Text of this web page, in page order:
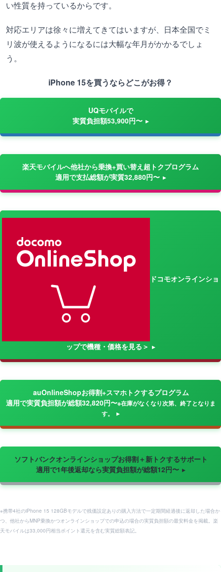
い性質を持っているからです。
対応エリアは徐々に増えてきてはいますが、日本全国でミ
リ波が使えるようになるには大幅な年月がかかるでしょ
う。
iPhone 15を買うならどこがお得？
UQモバイルで
実質負担額53,900円〜
楽天モバイルへ他社から乗換+買い替え超トクプログラム
適用で支払総額が実質32,880円〜
ドコモオンラインショ
ップで機種・価格を見る＞
auOnlineShopお得割+スマホトクするプログラム
適用で実質負担額が総額32,820円〜※在庫がなくなり次第、終了となりま
す。
ソフトバンクオンラインショップお得割＋新トクするサポート
適用で1年後返却なら実質負担額が総額12円〜
※携帯4社のiPhone 15 128GBモデルで残価設定ありの購入方法で一定期間経過後に返却した場合か
つ、他社からMNP乗換かつオンラインショップでの申込の場合の実質負担額の最安料金を掲載。楽
天モバイルは33,000円相当ポイント還元を含む実質総額表記。